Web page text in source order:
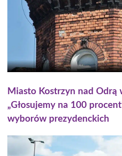
Miasto Kostrzyn nad Odrą
„Głosujemy na 100
wyborów prezydenckich